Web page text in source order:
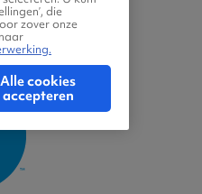
die
zover onze
Alle cookies
accepteren